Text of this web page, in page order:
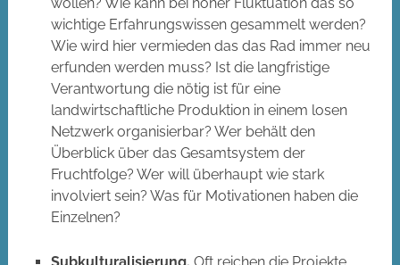
wollen? Wie kann bei hoher Fluktuation das so
wichtige Erfahrungswissen gesammelt werden?
Wie wird hier vermieden das das Rad immer neu
erfunden werden muss? Ist die langfristige
Verantwortung die nötig ist für eine
landwirtschaftliche Produktion in einem losen
Netzwerk organisierbar? Wer behält den
Überblick über das Gesamtsystem der
Fruchtfolge? Wer will überhaupt wie stark
involviert sein? Was für Motivationen haben die
Einzelnen?
Subkulturalisierung. Oft reichen die Projekte